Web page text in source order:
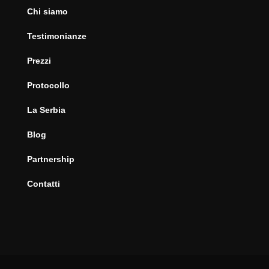
Chi siamo
Testimonianze
Prezzi
Protocollo
La Serbia
Blog
Partnership
Contatti